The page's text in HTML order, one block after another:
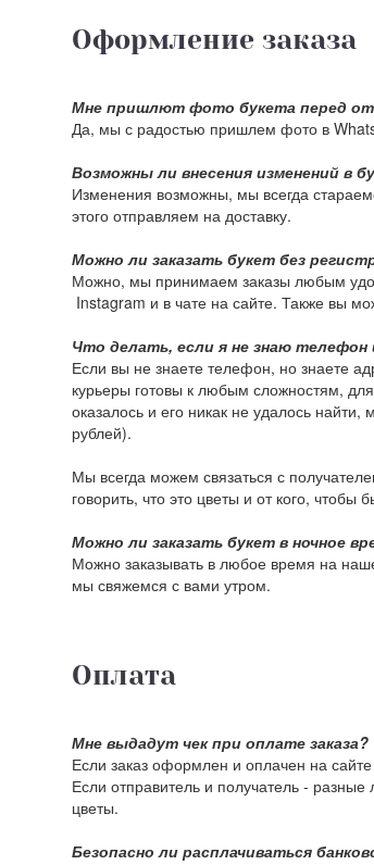
Оформление заказа
Мне пришлют фото букета перед
Да, мы с радостью пришлем фото в
Возможны ли внесения изменений в
Изменения возможны, мы всегда
этого отправляем на доставку.
Можно ли заказать букет без
Можно, мы принимаем заказы любым
Instagram и в чате на сайте. Также вы
Что делать, если я не знаю телефон
Если вы не знаете телефон, но знаете
курьеры готовы к любым сложностям,
оказалось и его никак не удалось
рублей).
Мы всегда можем связаться с
говорить, что это цветы и от кого, чтобы
Можно ли заказать букет в ночное
Можно заказывать в любое время на
мы свяжемся с вами утром.
Оплата
Мне выдадут чек при оплате заказа?
Если заказ оформлен и оплачен на
Если отправитель и получатель -
цветы.
Безопасно ли расплачиваться